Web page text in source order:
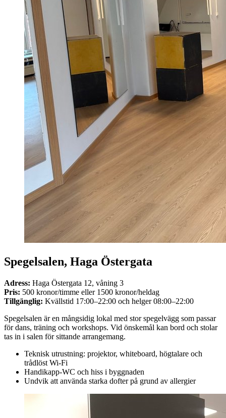
Spegelsalen, Haga Östergata
Adress: Haga Östergata 12, våning 3
Pris: 500 kronor/timme eller 1500 kronor/heldag
Tillgänglig: Kvällstid 17:00–22:00 och helger 08:00–22:00
Spegelsalen är en mångsidig lokal med stor spegelvägg som passar
för dans, träning och workshops. Vid önskemål kan bord och stolar
tas in i salen för sittande arrangemang.
Teknisk utrustning: projektor, whiteboard, högtalare och
trådlöst Wi-Fi
Handikapp-WC och hiss i byggnaden
Undvik att använda starka dofter på grund av allergier